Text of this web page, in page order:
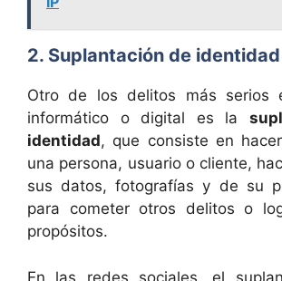
2. Suplantación de identidad
Otro de los delitos más serios
informático o digital es la
identidad, que consiste en
una persona, usuario o cliente,
sus datos, fotografías y de su
para cometer otros delitos o
propósitos.
En las redes sociales, el